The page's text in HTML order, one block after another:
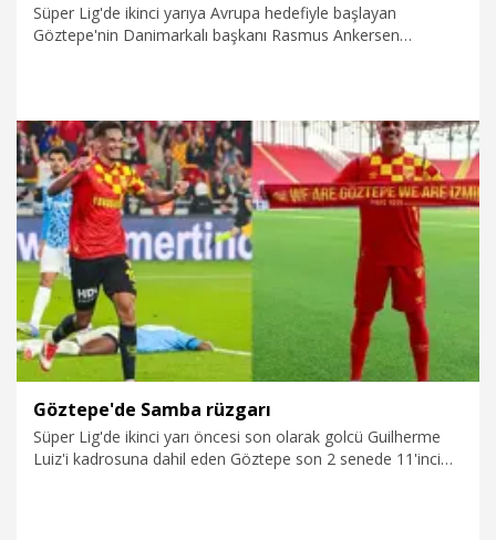
Süper Lig'de ikinci yarıya Avrupa hedefiyle başlayan
Göztepe'nin Danimarkalı başkanı Rasmus Ankersen
Ankersen, "Takım ara dönemde iyi bir hazırlık süreci geçirdi.
İstediğimiz yeni oyunculaı kadromuza kattık ve en yüksek
verimi almak için onları sezon başında takıma dahil ettik.
Bence sezonun ikinci yarısı için saldırmaya hazırız" dedi.
19.01.2026 Spor
Göztepe'de Samba rüzgarı
Süper Lig'de ikinci yarı öncesi son olarak golcü Guilherme
Luiz'i kadrosuna dahil eden Göztepe son 2 senede 11'inci